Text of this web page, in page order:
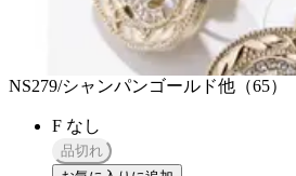
NS279/シャンパンゴールド他（65）
F なし
品切れ